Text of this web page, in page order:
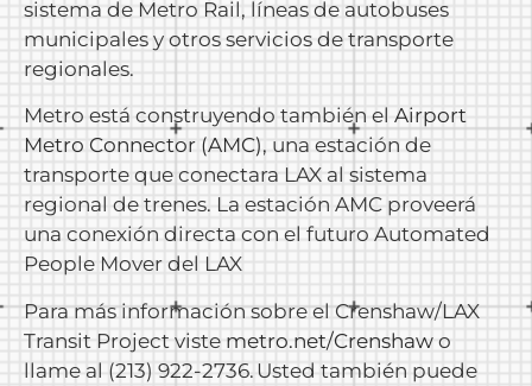
sistema de Metro Rail, líneas de autobuses
municipales y otros servicios de transporte
regionales.
Metro está construyendo también el Airport
Metro Connector (AMC), una estación de
transporte que conectara LAX al sistema
regional de trenes. La estación AMC proveerá
una conexión directa con el futuro Automated
People Mover del LAX
Para más información sobre el Crenshaw/LAX
Transit Project viste metro.net/Crenshaw o
llame al (213) 922-2736. Usted también puede